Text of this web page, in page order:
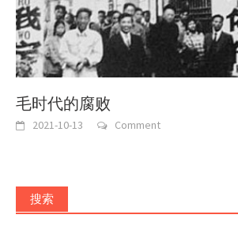
毛时代的腐败
2021-10-13 Comment
搜索